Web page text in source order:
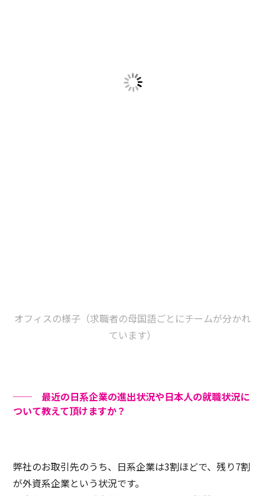
オフィスの様子（求職者の母国語ごとにチームが分かれ
ています）
── 最近の日系企業の進出状況や日本人の就職状況に
ついて教えて頂けますか？
弊社のお取引先のうち、日系企業は3割ほどで、残り7割
が外資系企業という状況です。